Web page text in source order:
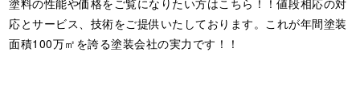
塗料の性能や価格をご覧になりたい方はこちら！！値段相応の対
応とサービス、技術をご提供いたしております。これが年間塗装
面積100万㎡を誇る塗装会社の実力です！！